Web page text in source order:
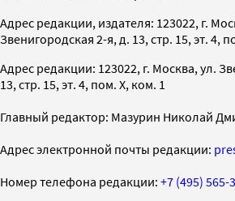
Адрес редакции, издателя: 123022, г.
Звенигородская 2-я, д. 13, стр. 15, эт. 4,
Адрес редакции: 123022, г. Москва, ул.
13, стр. 15, эт. 4, пом. X, ком. 1
Главный редактор: Мазурин Николай
Адрес электронной почты редакции:
Номер телефона редакции: +7 (495) 565-